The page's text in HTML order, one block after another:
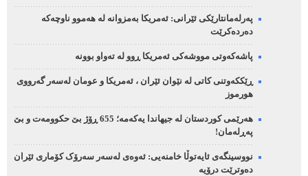
پەرلەمانتارێکی ئێرانی: ئەمریکا بەمزوانە لە هەموو ناوچەکە
دەردەکرێت
پاشەکەوتی مووشەکی ئەمریکا ڕوو لە تەواو بوونە
ڕێککەوتنی کاتی لە نێوان ئێران ، ئەمریکا و عومان لەسەر گەرووی
هورموز
هەرێمی کوردستان لە جیهاندا یەکەمە؛ 655 ڕۆژ بێ حکوومەت و بێ
پەڕلەمان!
نووسینگەی ئایەتوڵا خامنەیی: ئەوەی لەسەر سەرۆک کۆماری ئێران
دەوترێت درۆیە